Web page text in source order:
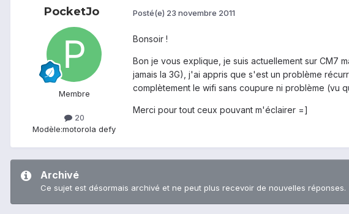
PocketJo
Membre
20
Modèle:motorola defy
Posté(e) 23 novembre 2011
Bonsoir !
Bon je vous explique, je suis actuellement sur CM7
jamais la 3G), j'ai appris que s'est un problème
complètement le wifi sans coupure ni problème (vu
Merci pour tout ceux pouvant m'éclairer =]
Archivé
Ce sujet est désormais archivé et ne peut plus recevoir de nouvelles réponses.